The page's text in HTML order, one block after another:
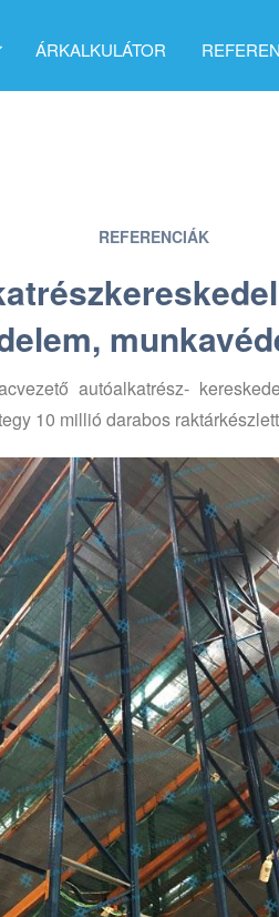
ÁRKALKULÁTOR
REFERENCIÁK
autóalkatrész-
10 millió darabos